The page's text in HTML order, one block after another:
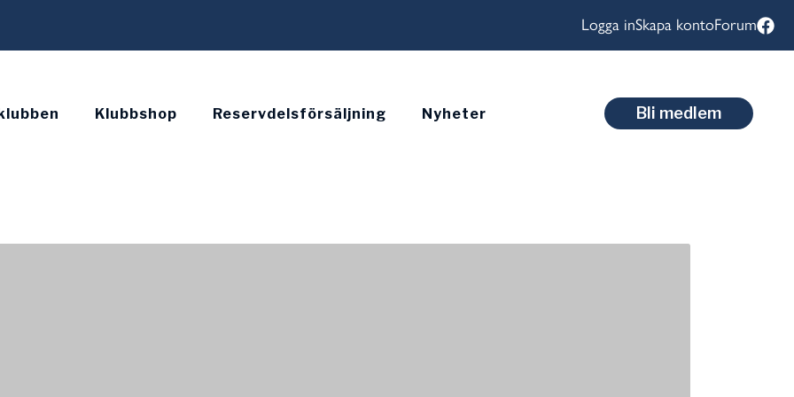
Logga inSkapa kontoForum
Klubbshop Reservdelsförsäljning Nyheter Bli medlem